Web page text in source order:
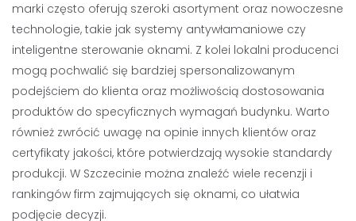
marki często oferują szeroki asortyment oraz nowoczesne
technologie, takie jak systemy antywłamaniowe czy
inteligentne sterowanie oknami. Z kolei lokalni producenci
mogą pochwalić się bardziej spersonalizowanym
podejściem do klienta oraz możliwością dostosowania
produktów do specyficznych wymagań budynku. Warto
również zwrócić uwagę na opinie innych klientów oraz
certyfikaty jakości, które potwierdzają wysokie standardy
produkcji. W Szczecinie można znaleźć wiele recenzji i
rankingów firm zajmujących się oknami, co ułatwia
podjęcie decyzji.